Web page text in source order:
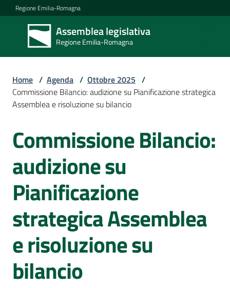
Vai al contenuto
Vai alla navigazione
Vai al footer
Regione Emilia-Romagna
Assemblea legislativa
Regione Emilia-Romagna
Assemblea
legislativa
Regione Emilia-
Assemblea
Attività
Argomenti
i
media
Home / Agenda / Ottobre 2025 /
Commissione Bilancio: audizione su Pianificazione strategica
Assemblea e risoluzione su bilancio
Salta al contenuto
Commissione Bilancio:
audizione su
Pianificazione
strategica Assemblea
e risoluzione su
bilancio